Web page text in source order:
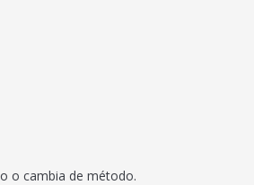
o cambia de método.